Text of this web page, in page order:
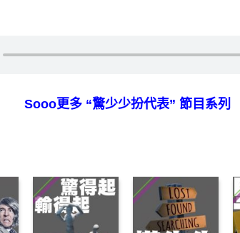
Sooo更多 “驚少少扮代表” 節目系列